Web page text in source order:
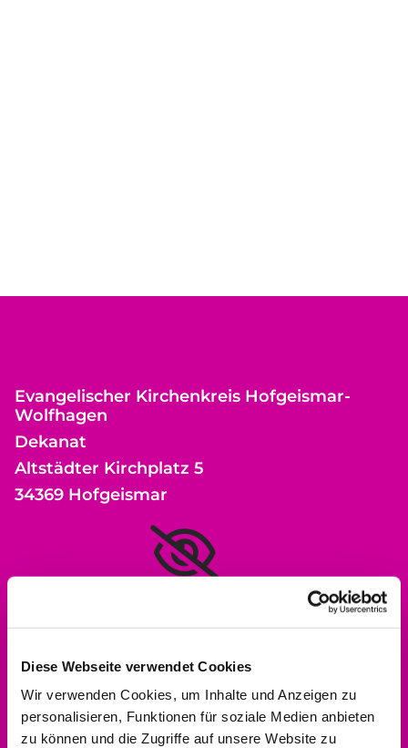
Diese Webseite verwendet Cookies
Wir verwenden Cookies, um Inhalte und Anzeigen zu
personalisieren, Funktionen für soziale Medien anbieten
zu können und die Zugriffe auf unsere Website zu
Evangelischer Kirchenkreis Hofgeismar-
Wolfhagen
Dekanat
Altstädter Kirchplatz 5
34369 Hofgeismar
Bitte akzeptieren Sie Marketing-Cookies,